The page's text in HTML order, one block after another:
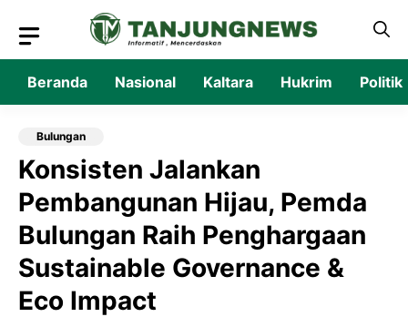
isi
Beranda Nasional Kaltara Hukrim Politik
Bulungan
Konsisten Jalankan
Pembangunan Hijau, Pemda
Bulungan Raih Penghargaan
Sustainable Governance &
Eco Impact‎